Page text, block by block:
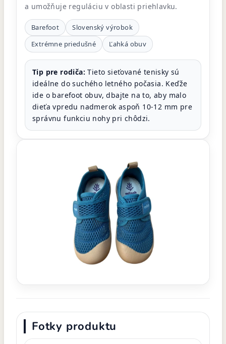
a umožňuje reguláciu v oblasti priehlavku.
Barefoot
Slovenský výrobok
Extrémne priedušné
Ľahká obuv
Tip pre rodiča: Tieto sieťované tenisky sú
ideálne do suchého letného počasia. Keďže
ide o barefoot obuv, dbajte na to, aby malo
dieťa vpredu nadmerok aspoň 10-12 mm pre
správnu funkciu nohy pri chôdzi.
Fotky produktu